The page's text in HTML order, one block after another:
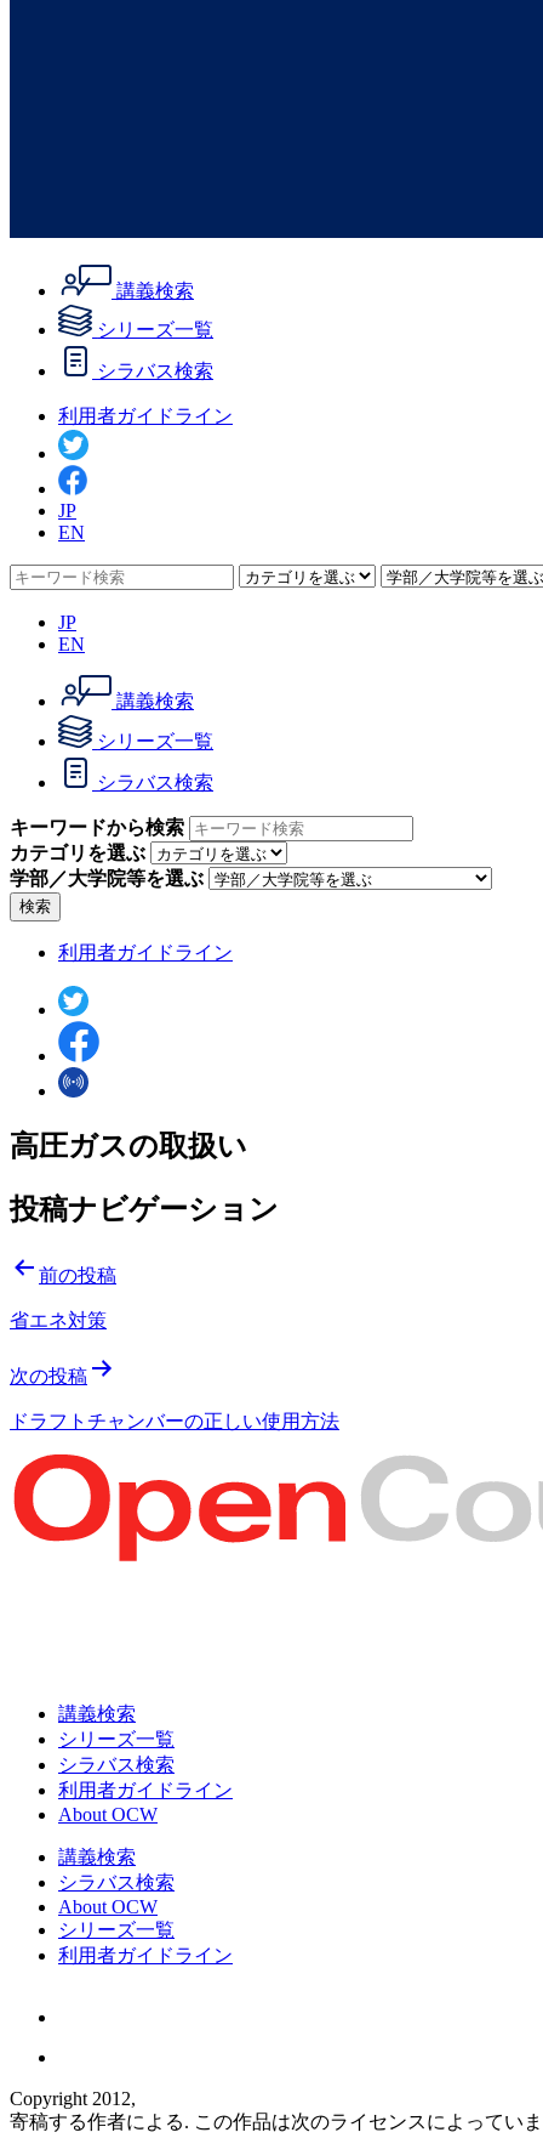
講義検索
シリーズ一覧
シラバス検索
利用者ガイドライン
JP
EN
JP
EN
講義検索
シリーズ一覧
シラバス検索
キーワードから検索
カテゴリを選ぶ
学部／大学院等を選ぶ
検索
利用者ガイドライン
高圧ガスの取扱い
投稿ナビゲーション
前の投稿
省エネ対策
次の投稿
ドラフトチャンバーの正しい使用方法
講義検索
シリーズ一覧
シラバス検索
利用者ガイドライン
About OCW
講義検索
シラバス検索
About OCW
シリーズ一覧
利用者ガイドライン
Copyright 2012,
寄稿する作者による. この作品は次のライセンスによってい